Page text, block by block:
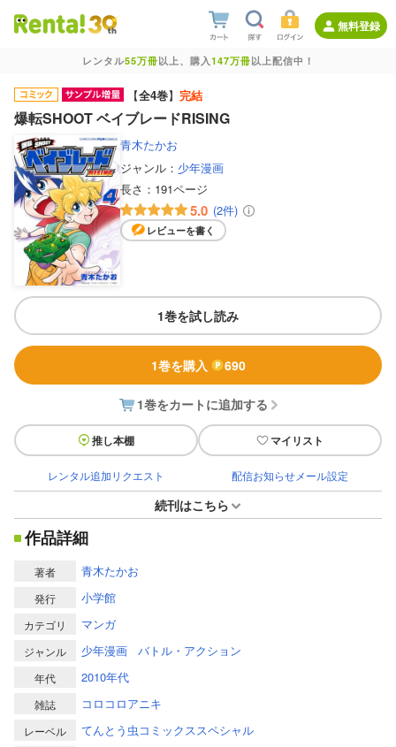
無料登録
レンタル55万冊以上、購入147万冊以上配信中！
【全4巻】 完結
爆転SHOOT ベイブレードRISING
青木たかお
ジャンル： 少年漫画
長さ： 191ページ
5.0 (2件)
レビューを書く
1巻を試し読み
1巻を購入 690
1巻をカートに追加する
推し本棚 マイリスト
レンタル追加リクエスト 配信お知らせメール設定
続刊はこちら
作品詳細
著者 青木たかお
発行 小学館
カテゴリ マンガ
ジャンル 少年漫画 バトル・アクション
年代 2010年代
雑誌 コロコロアニキ
レーベル てんとう虫コミックススペシャル